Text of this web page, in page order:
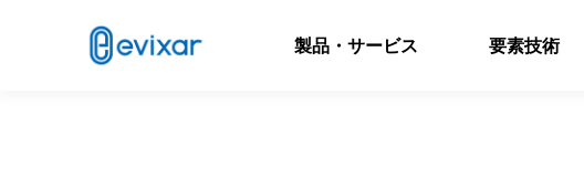
製品・サービス 要素技術